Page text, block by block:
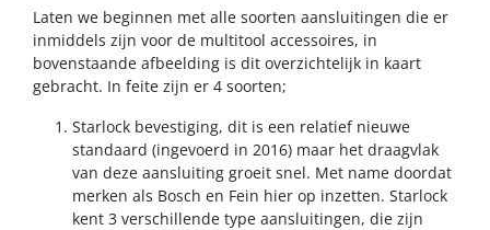
Laten we beginnen met alle soorten aansluitingen die er
inmiddels zijn voor de multitool accessoires, in
bovenstaande afbeelding is dit overzichtelijk in kaart
gebracht. In feite zijn er 4 soorten;
Starlock bevestiging, dit is een relatief nieuwe
standaard (ingevoerd in 2016) maar het draagvlak
van deze aansluiting groeit snel. Met name doordat
merken als Bosch en Fein hier op inzetten. Starlock
kent 3 verschillende type aansluitingen, die zijn